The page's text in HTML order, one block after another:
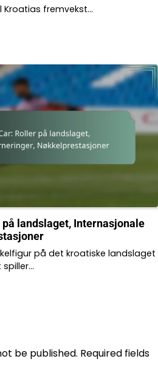
fremvekst…
landslaget, Internasjonale
på det kroatiske landslaget
be published. Required fields